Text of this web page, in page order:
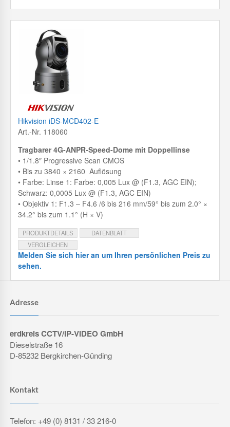
Hikvision iDS-MCD402-E
Art.-Nr. 118060
Tragbarer 4G-ANPR-Speed-Dome mit Doppellinse
• 1/1.8″ Progressive Scan CMOS
• Bis zu 3840 × 2160 Auflösung
• Farbe: Linse 1: Farbe: 0,005 Lux @ (F1.3, AGC EIN);
Schwarz: 0,0005 Lux @ (F1.3, AGC EIN)
• Objektiv 1: F1.3 – F4.6 /6 bis 216 mm/59° bis zum 2.0° ×
34.2° bis zum 1.1° (H × V)
PRODUKTDETAILS
DATENBLATT
VERGLEICHEN
Melden Sie sich hier an um Ihren persönlichen Preis zu
sehen.
Adresse
erdkreis CCTV/IP-VIDEO GmbH
Dieselstraße 16
D-85232 Bergkirchen-Günding
Kontakt
Telefon: +49 (0) 8131 / 33 216-0